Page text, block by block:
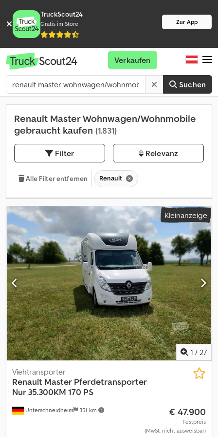
TruckScout24
Gratis im Store Zur App
Suchen
Verkaufen
Renault Master Wohnwagen/Wohnmobile
gebraucht kaufen (1.831)
Filter Relevanz
Alle Filter entfernen Renault
Kleinanzeige
1 / 27
Unterschneidheim 351 km
Viehtransporter
Renault Master Pferdetransporter
Nur 35.300KM 170 PS
€ 47.900
Festpreis
(MwSt. nicht ausweisbar)